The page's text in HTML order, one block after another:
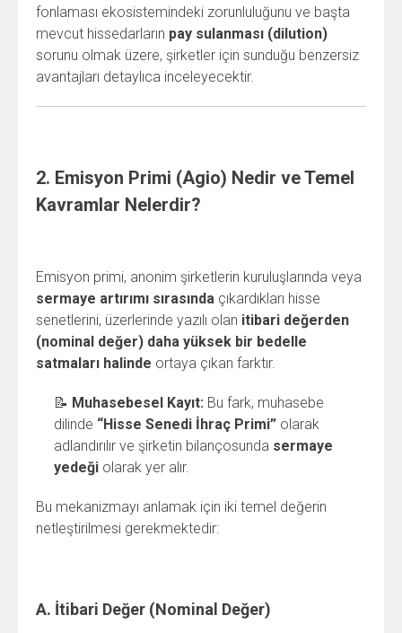
fonlaması ekosistemindeki zorunluluğunu ve başta
mevcut hissedarların pay sulanması (dilution)
sorunu olmak üzere, şirketler için sunduğu benzersiz
avantajları detaylıca inceleyecektir.
2. Emisyon Primi (Agio) Nedir ve Temel
Kavramlar Nelerdir?
Emisyon primi, anonim şirketlerin kuruluşlarında veya
sermaye artırımı sırasında çıkardıkları hisse
senetlerini, üzerlerinde yazılı olan itibari değerden
(nominal değer) daha yüksek bir bedelle
satmaları halinde ortaya çıkan farktır.
📝 Muhasebesel Kayıt: Bu fark, muhasebe
dilinde “Hisse Senedi İhraç Primi” olarak
adlandırılır ve şirketin bilançosunda sermaye
yedeği olarak yer alır.
Bu mekanizmayı anlamak için iki temel değerin
netleştirilmesi gerekmektedir:
A. İtibari Değer (Nominal Değer)